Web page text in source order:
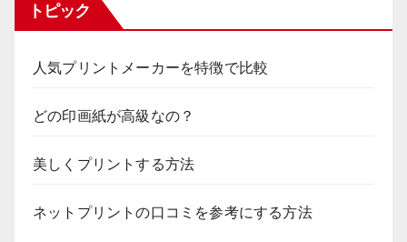
トピック
人気プリントメーカーを特徴で比較
どの印画紙が高級なの？
美しくプリントする方法
ネットプリントの口コミを参考にする方法